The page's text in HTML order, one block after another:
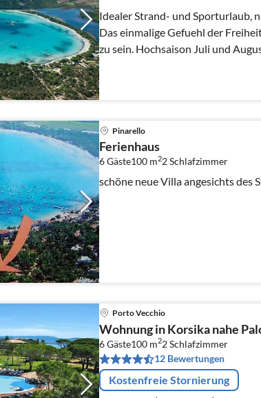
Idealer Strand- und Sporturlaub,
Das einmalige Gefuehl der
zu sein. Hochsaison Juli und
Pinarello
Ferienhaus
6 Gäste100 m22Schlafzimmer
schöne neue Villa angesichts des
Porto Vecchio
Wohnung in Korsika nahe
6 Gäste100 m22Schlafzimmer
12 Bewertungen
Kostenfreie Stornierung